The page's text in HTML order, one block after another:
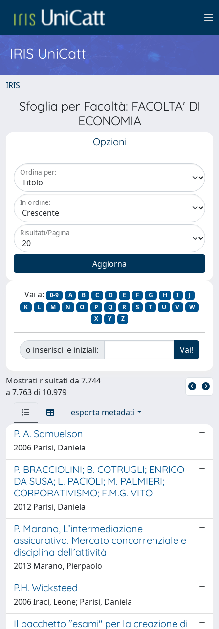
IRIS UniCatt
IRIS
Sfoglia per Facoltà: FACOLTA' DI
ECONOMIA
Opzioni
Ordina per:
In ordine:
Risultati/Pagina
Vai a: 0-9 A B C D E F G H I
J
K
L M N O P Q R S T U V
W
X
Y Z
o inserisci le iniziali:
Mostrati risultati da 7.744
a 7.763 di 10.979
esporta metadati
P. A. Samuelson
2006 Parisi, Daniela
P. BRACCIOLINI; B. COTRUGLI; ENRICO
DA SUSA; L. PACIOLI; M. PALMIERI;
CORPORATIVISMO; F.M.G. VITO
2012 Parisi, Daniela
P. Marano, L’intermediazione
assicurativa. Mercato concorrenziale e
disciplina dell’attività
2013 Marano, Pierpaolo
P.H. Wicksteed
2006 Iraci, Leone; Parisi, Daniela
Il pacchetto "esami" per la creazione di